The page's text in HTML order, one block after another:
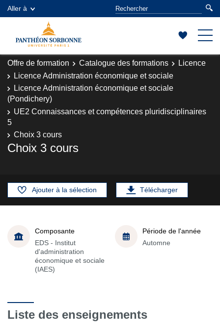
Aller à
Offre de formation Catalogue des formations
Licence
Licence Administration économique et sociale
Licence Administration économique et sociale
(Pondichery)
UE2 Connaissances et compétences pluridisciplinaires
5
Choix 3 cours
Choix 3 cours
Ajouter à la sélection Télécharger
Composante
EDS - Institut
d'administration
économique et sociale
(IAES)
Période de l'année
Automne
Liste des enseignements